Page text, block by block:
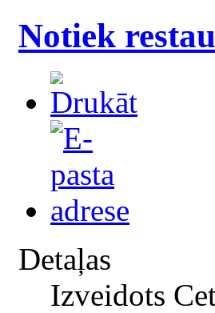
Notiek
Detaļas
Izveidots